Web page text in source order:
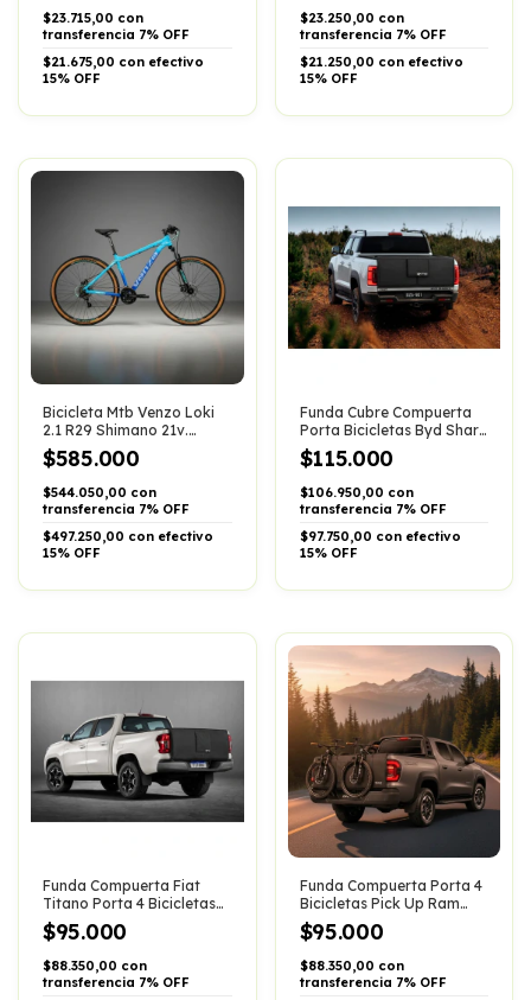
$23.715,00 con
transferencia 7% OFF
$21.675,00 con efectivo
15% OFF
$23.250,00 con
transferencia 7% OFF
$21.250,00 con efectivo
15% OFF
Bicicleta Mtb Venzo Loki
2.1 R29 Shimano 21v.
Suspension
$585.000
$544.050,00 con
transferencia 7% OFF
$497.250,00 con efectivo
15% OFF
Funda Cubre Compuerta
Porta Bicicletas Byd Shark
Pick Up
$115.000
$106.950,00 con
transferencia 7% OFF
$97.750,00 con efectivo
15% OFF
Funda Compuerta Fiat
Titano Porta 4 Bicicletas
Pick Up
$95.000
$88.350,00 con
transferencia 7% OFF
Funda Compuerta Porta 4
Bicicletas Pick Up Ram
Dakota
$95.000
$88.350,00 con
transferencia 7% OFF